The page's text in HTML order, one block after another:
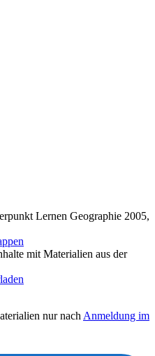
Lernen Geographie 2005,
mit Materialien aus der
nur nach Anmeldung im